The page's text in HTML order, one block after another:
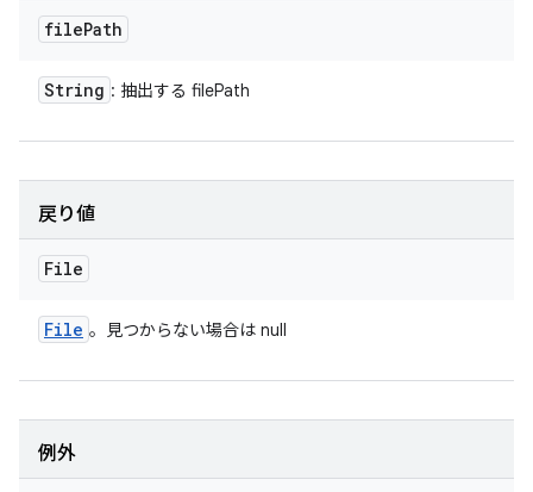
filePath
String : 抽出する filePath
戻り値
File
File 。見つからない場合は null
例外